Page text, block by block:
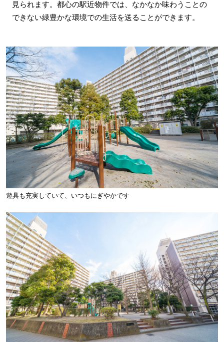
見られます。都心の駅近物件では、なかなか味わうことの
できない緑豊かな環境での生活を送ることができます。
遊具も充実していて、いつもにぎやかです